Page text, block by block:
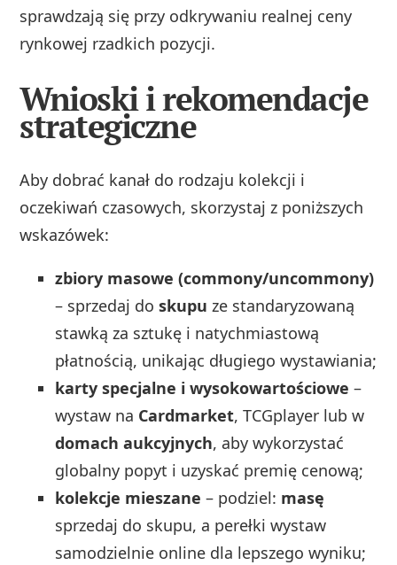
sprawdzają się przy odkrywaniu realnej ceny
rynkowej rzadkich pozycji.
Wnioski i rekomendacje
strategiczne
Aby dobrać kanał do rodzaju kolekcji i
oczekiwań czasowych, skorzystaj z poniższych
wskazówek:
zbiory masowe (commony/uncommony)
– sprzedaj doskupu ze standaryzowaną
stawką za sztukę i natychmiastową
płatnością, unikając długiego wystawiania;
karty specjalne i wysokowartościowe –
wystaw na Cardmarket, TCGplayer lub w
domach aukcyjnych, aby wykorzystać
globalny popyt i uzyskać premię cenową;
kolekcje mieszane – podziel: masę
sprzedaj do skupu, a perełki wystaw
samodzielnie online dla lepszego wyniku;